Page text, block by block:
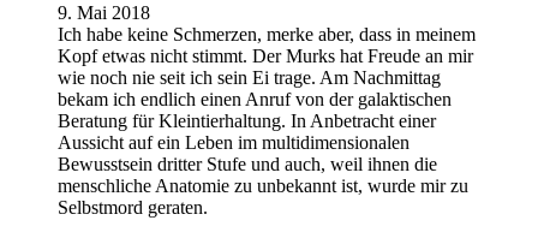
9. Mai 2018
Ich habe keine Schmerzen, merke aber, dass in meinem
Kopf etwas nicht stimmt. Der Murks hat Freude an mir
wie noch nie seit ich sein Ei trage. Am Nachmittag
bekam ich endlich einen Anruf von der galaktischen
Beratung für Kleintierhaltung. In Anbetracht einer
Aussicht auf ein Leben im multidimensionalen
Bewusstsein dritter Stufe und auch, weil ihnen die
menschliche Anatomie zu unbekannt ist, wurde mir zu
Selbstmord geraten.